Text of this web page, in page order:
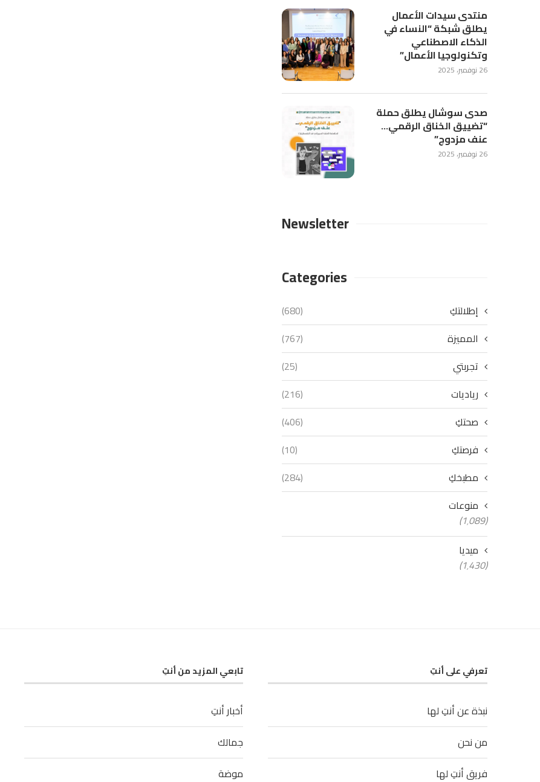
منتدى سيدات الأعمال
يطلق شبكة “النساء في
الذكاء الاصطناعي
وتكنولوجيا الأعمال”
26 نوفمبر، 2025
صدى سوشال يطلق حملة
“تضييق الخناق الرقمي…
عنف مزدوج”
26 نوفمبر، 2025
Newsletter
Categories
إطلالتكِ
(680)
المميزة
(767)
تجربتي
(25)
رياديات
(216)
صحتكِ
(406)
فرصتكِ
(10)
مطبخكِ
(284)
منوعات
(1٬089)
ميديا
(1٬430)
تعرفي على أنتِ
نبذة عن أنتِ لها
من نحن
فريق أنتِ لها
تابعي المزيد من أنتِ
أخبار أنتِ
جمالك
موضة